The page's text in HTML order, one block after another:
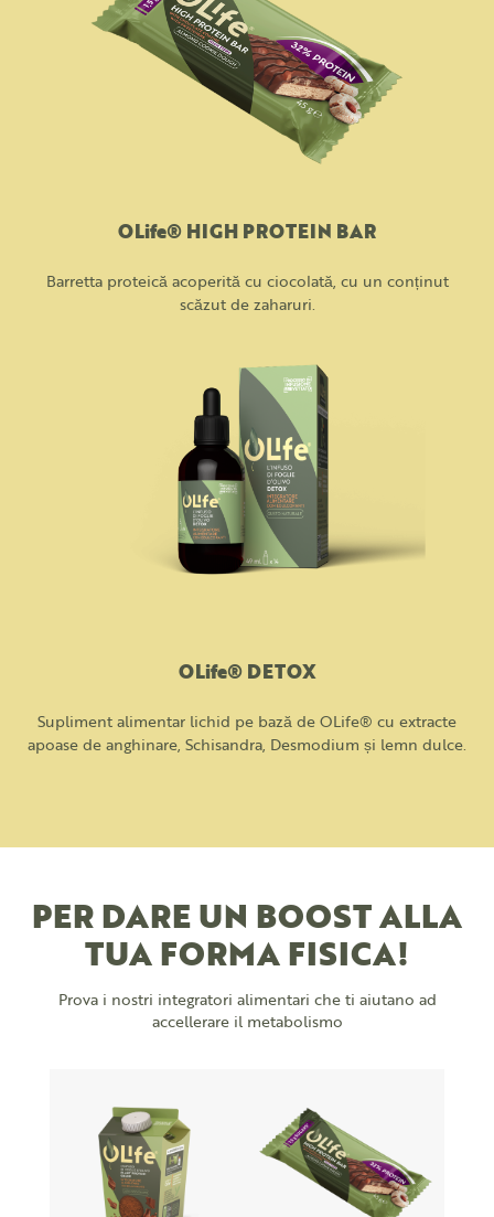
OLife® HIGH PROTEIN BAR
Barretta proteică acoperită cu ciocolată, cu un conținut
scăzut de zaharuri.
OLife® DETOX
Supliment alimentar lichid pe bază de OLife® cu extracte
apoase de anghinare, Schisandra, Desmodium și lemn dulce.
PER DARE UN BOOST ALLA
TUA FORMA FISICA!
Prova i nostri integratori alimentari che ti aiutano ad
accellerare il metabolismo